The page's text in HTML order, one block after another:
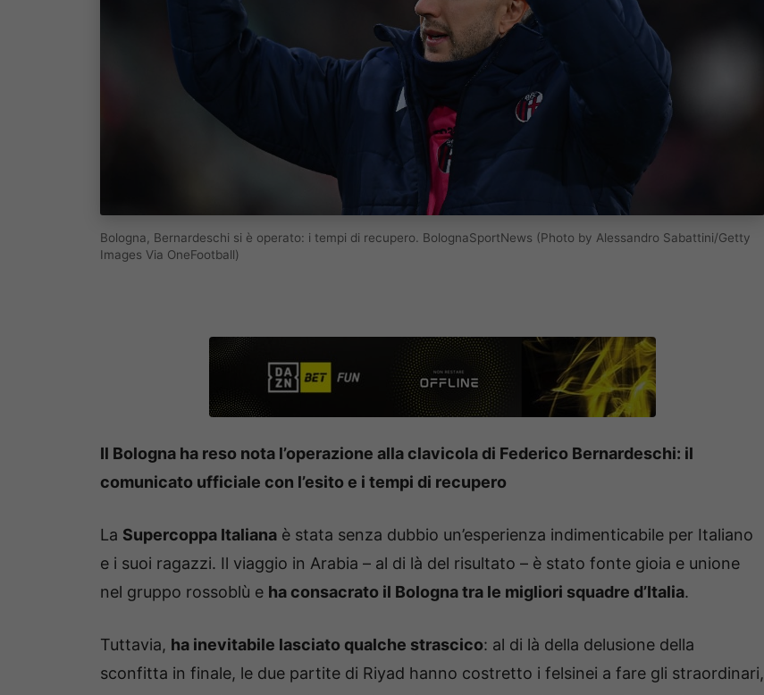
Bologna, Bernardeschi si è operato: i tempi di recupero. BolognaSportNews (Photo by Alessandro Sabattini/Getty
Images Via OneFootball)
Il Bologna ha reso nota l’operazione alla clavicola di Federico Bernardeschi: il
comunicato ufficiale con l’esito e i tempi di recupero
La Supercoppa Italiana è stata senza dubbio un’esperienza indimenticabile per Italiano
e i suoi ragazzi. Il viaggio in Arabia – al di là del risultato – è stato fonte gioia e unione
nel gruppo rossoblù e ha consacrato il Bologna tra le migliori squadre d’Italia.
Tuttavia, ha inevitabile lasciato qualche strascico: al di là della delusione della
sconfitta in finale, le due partite di Riyad hanno costretto i felsinei a fare gli straordinari,